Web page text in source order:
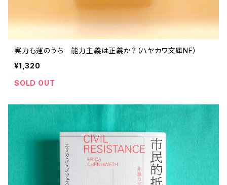
実力も運のうち 能力主義は正義か？（ハヤカワ文庫NF）
¥1,320
SOLD OUT